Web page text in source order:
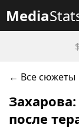
Media
$
← Все сюжеты
после